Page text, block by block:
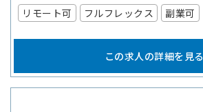
リモート可 フルフレックス 副業可
この求人の詳細を見る